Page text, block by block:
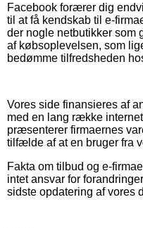
Facebook forærer dig
til at få kendskab til e-
der nogle netbutikker som
af købsoplevelsen, som
bedømme tilfredsheden
Vores side finansieres af
med en lang række
præsenterer firmaernes
tilfælde af at en bruger fra
Fakta om tilbud og e-
intet ansvar for
sidste opdatering af vores